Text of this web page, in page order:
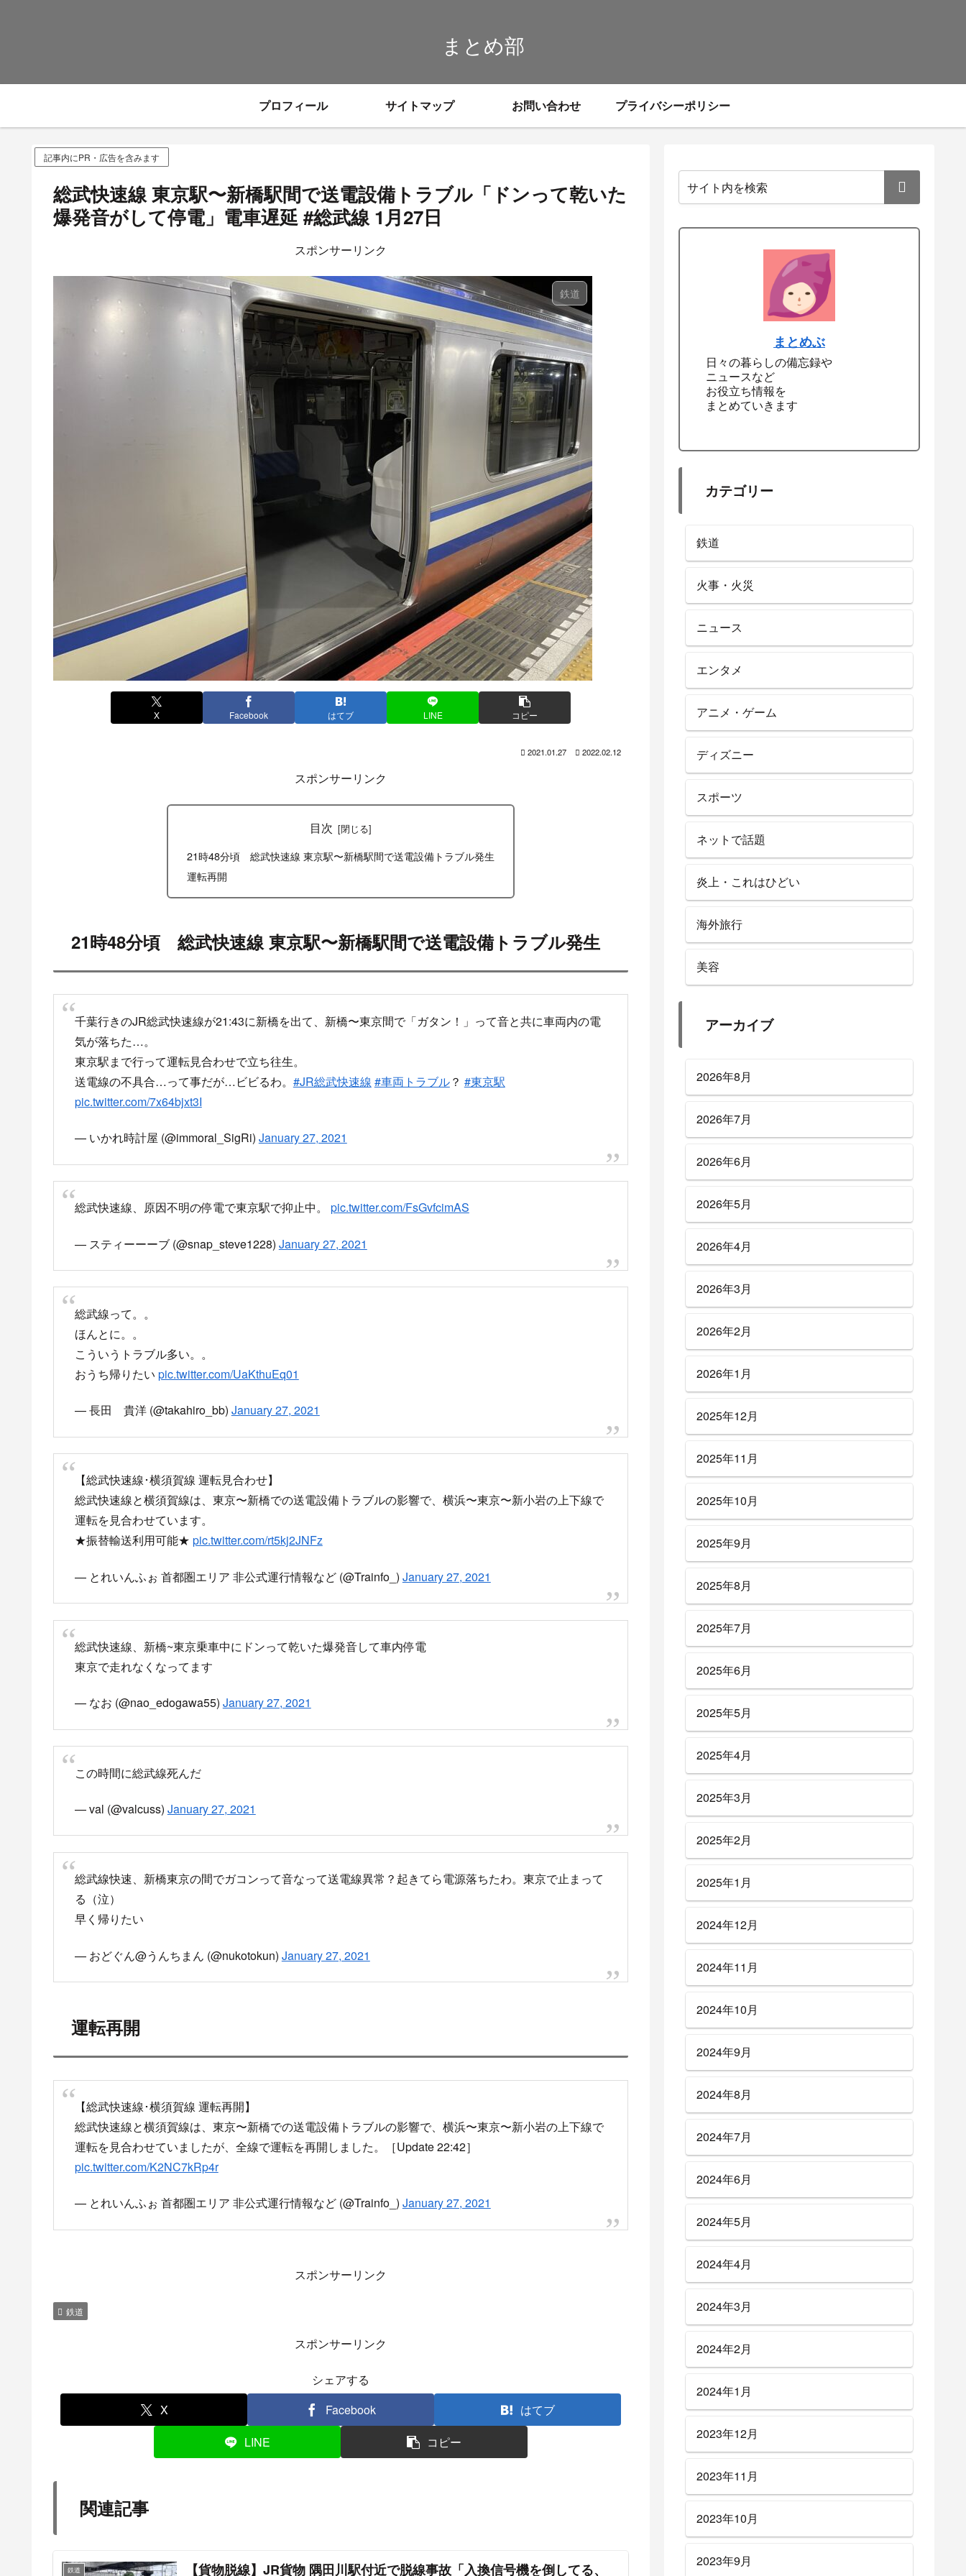
まとめ部
プロフィール サイトマップ お問い合わせ プライバシーポリシー
記事内にPR・広告を含みます
総武快速線 東京駅〜新橋駅間で送電設備トラブル「ドンって乾いた
爆発音がして停電」電車遅延 #総武線 1月27日
スポンサーリンク
鉄道
X Facebook はてブ LINE コピー
2021.01.27 2022.02.12
スポンサーリンク
目次
21時48分頃 総武快速線 東京駅〜新橋駅間で送電設備トラブル発生
運転再開
21時48分頃 総武快速線 東京駅〜新橋駅間で送電設備トラブル発生
千葉行きのJR総武快速線が21:43に新橋を出て、新橋〜東京間で「ガタン！」って音と共に車両内の電
気が落ちた…。
東京駅まで行って運転見合わせで立ち往生。
送電線の不具合…って事だが…ビビるわ。 #JR総武快速線 #車両トラブル？ #東京駅
pic.twitter.com/7x64bjxt3I
— いかれ時計屋 (@immoral_SigRi) January 27, 2021
総武快速線、原因不明の停電で東京駅で抑止中。 pic.twitter.com/FsGvfcimAS
— スティーーーブ (@snap_steve1228) January 27, 2021
総武線って。。
ほんとに。。
こういうトラブル多い。。
おうち帰りたい pic.twitter.com/UaKthuEq01
— 長田 貴洋 (@takahiro_bb) January 27, 2021
【総武快速線･横須賀線 運転見合わせ】
総武快速線と横須賀線は、東京〜新橋での送電設備トラブルの影響で、横浜〜東京〜新小岩の上下線で
運転を見合わせています。
★振替輸送利用可能★ pic.twitter.com/rt5kj2JNFz
— とれいんふぉ 首都圏エリア 非公式運行情報など (@Trainfo_) January 27, 2021
総武快速線、新橋~東京乗車中にドンって乾いた爆発音して車内停電
東京で走れなくなってます
— なお (@nao_edogawa55) January 27, 2021
この時間に総武線死んだ
— val (@valcuss) January 27, 2021
総武線快速、新橋東京の間でガコンって音なって送電線異常？起きてら電源落ちたわ。東京で止まって
る（泣）
早く帰りたい
— おどぐん@うんちまん (@nukotokun) January 27, 2021
運転再開
【総武快速線･横須賀線 運転再開】
総武快速線と横須賀線は、東京〜新橋での送電設備トラブルの影響で、横浜〜東京〜新小岩の上下線で
運転を見合わせていましたが、全線で運転を再開しました。［Update 22:42］
pic.twitter.com/K2NC7kRp4r
— とれいんふぉ 首都圏エリア 非公式運行情報など (@Trainfo_) January 27, 2021
スポンサーリンク
鉄道
スポンサーリンク
シェアする
X
Facebook
はてブ
LINE
コピー
関連記事
鉄道 【貨物脱線】JR貨物 隅田川駅付近で脱線事故「入換信号機を倒してる、
まとめぶ
日々の暮らしの備忘録や
ニュースなど
お役立ち情報を
まとめていきます
カテゴリー
鉄道
火事・火災
ニュース
エンタメ
アニメ・ゲーム
ディズニー
スポーツ
ネットで話題
炎上・これはひどい
海外旅行
美容
アーカイブ
2026年8月
2026年7月
2026年6月
2026年5月
2026年4月
2026年3月
2026年2月
2026年1月
2025年12月
2025年11月
2025年10月
2025年9月
2025年8月
2025年7月
2025年6月
2025年5月
2025年4月
2025年3月
2025年2月
2025年1月
2024年12月
2024年11月
2024年10月
2024年9月
2024年8月
2024年7月
2024年6月
2024年5月
2024年4月
2024年3月
2024年2月
2024年1月
2023年12月
2023年11月
2023年10月
2023年9月